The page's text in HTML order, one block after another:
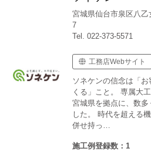
宮城県仙台市泉区八乙
7
Tel. 022-373-5571
工務店Webサイト
ソネケンの信念は「
くる」こと。 専属大
宮城県を拠点に、数多
した。 時代を超える
併せ持っ…
施工例登録数：1